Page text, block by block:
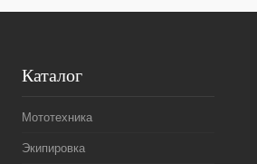
Каталог
Мототехника
Экипировка